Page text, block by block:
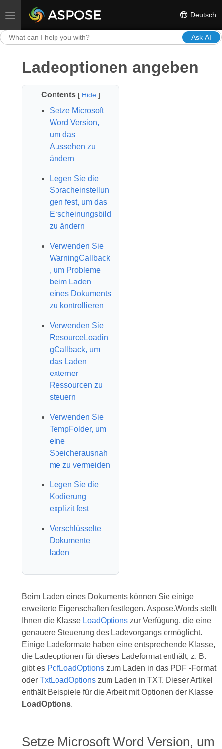
Toggle navigation Deutsch
Ask AI
Ladeoptionen angeben
Contents [ Hide]
Setze Microsoft
Word Version,
um das
Aussehen zu
ändern
Legen Sie die
Spracheinstellun
gen fest, um das
Erscheinungsbild
zu ändern
Verwenden Sie
WarningCallback
, um Probleme
beim Laden
eines Dokuments
zu kontrollieren
Verwenden Sie
ResourceLoadin
gCallback, um
das Laden
externer
Ressourcen zu
steuern
Verwenden Sie
TempFolder, um
eine
Speicherausnah
me zu vermeiden
Legen Sie die
Kodierung
explizit fest
Verschlüsselte
Dokumente
laden
Beim Laden eines Dokuments können Sie einige
erweiterte Eigenschaften festlegen. Aspose.Words stellt
Ihnen die Klasse LoadOptionszur Verfügung, die eine
genauere Steuerung des Ladevorgangs ermöglicht.
Einige Ladeformate haben eine entsprechende Klasse,
die Ladeoptionen für dieses Ladeformat enthält, z. B.
gibt es PdfLoadOptionszum Laden in das PDF -Format
oder TxtLoadOptionszum Laden in TXT. Dieser Artikel
enthält Beispiele für die Arbeit mit Optionen der Klasse
LoadOptions.
Setze Microsoft Word Version, um